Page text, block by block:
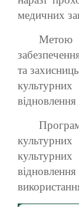
медичних
та
культурних